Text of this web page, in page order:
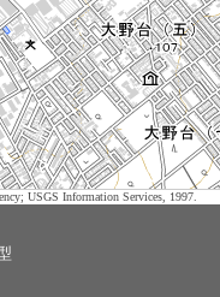
USGS Information Services, 1997.